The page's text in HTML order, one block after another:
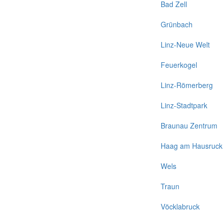
Bad Zell
Grünbach
Linz-Neue Welt
Feuerkogel
Linz-Römerberg
Linz-Stadtpark
Braunau Zentrum
Haag am Hausruck
Wels
Traun
Vöcklabruck